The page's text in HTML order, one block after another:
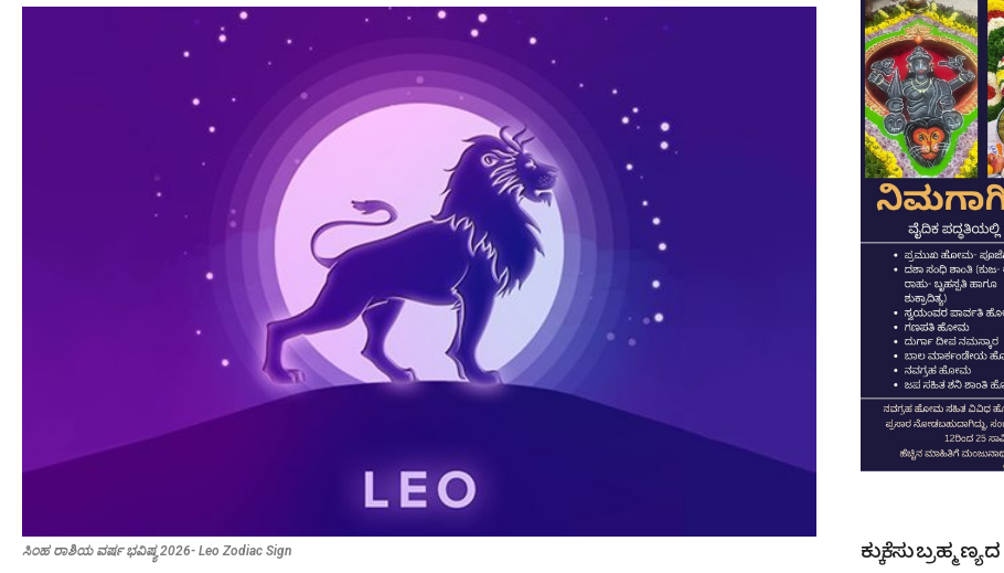
ಸಿಂಹ ರಾಶಿಯ ವರ್ಷ ಭವಿಷ್ಯ 2026- Leo Zodiac Sign
ಕುಕ್ಕೆ